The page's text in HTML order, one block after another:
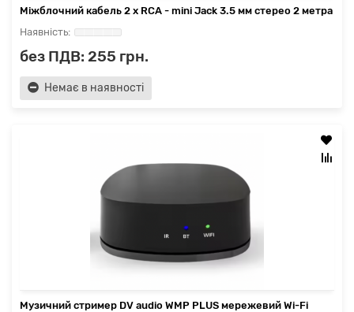
Міжблочний кабель 2 x RCA - mini Jack 3.5 мм стерео 2 метра
без ПДВ: 255 грн.
Немає в наявності
Музичний стример DV audio WMP PLUS мережевий Wi-Fi